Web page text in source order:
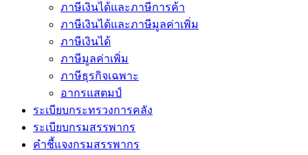
ภาษีเงินได้และภาษีการค้า
ภาษีเงินได้และภาษีมูลค่าเพิ่ม
ภาษีเงินได้
ภาษีมูลค่าเพิ่ม
ภาษีธุรกิจเฉพาะ
อากรแสตมป์
ระเบียบกระทรวงการคลัง
ระเบียบกรมสรรพากร
คำชี้แจงกรมสรรพากร